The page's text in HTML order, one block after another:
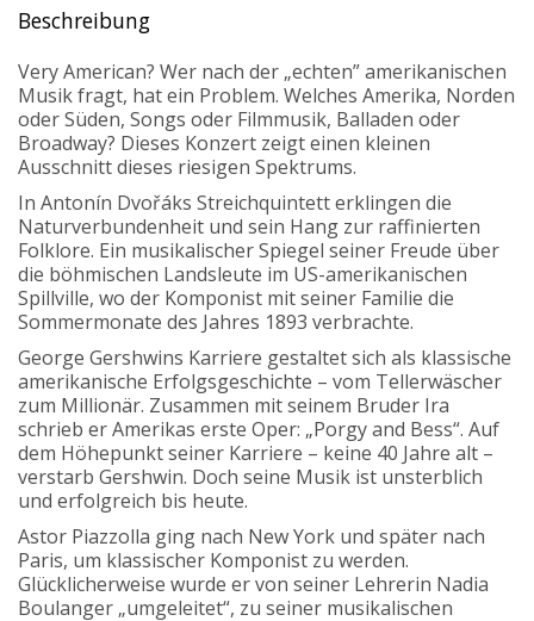
Beschreibung
Very American? Wer nach der „echten” amerikanischen
Musik fragt, hat ein Problem. Welches Amerika, Norden
oder Süden, Songs oder Filmmusik, Balladen oder
Broadway? Dieses Konzert zeigt einen kleinen
Ausschnitt dieses riesigen Spektrums.
In Antonín Dvořáks Streichquintett erklingen die
Naturverbundenheit und sein Hang zur raffinierten
Folklore. Ein musikalischer Spiegel seiner Freude über
die böhmischen Landsleute im US-amerikanischen
Spillville, wo der Komponist mit seiner Familie die
Sommermonate des Jahres 1893 verbrachte.
George Gershwins Karriere gestaltet sich als klassische
amerikanische Erfolgsgeschichte – vom Tellerwäscher
zum Millionär. Zusammen mit seinem Bruder Ira
schrieb er Amerikas erste Oper: „Porgy and Bess“. Auf
dem Höhepunkt seiner Karriere – keine 40 Jahre alt –
verstarb Gershwin. Doch seine Musik ist unsterblich
und erfolgreich bis heute.
Astor Piazzolla ging nach New York und später nach
Paris, um klassischer Komponist zu werden.
Glücklicherweise wurde er von seiner Lehrerin Nadia
Boulanger „umgeleitet“, zu seiner musikalischen